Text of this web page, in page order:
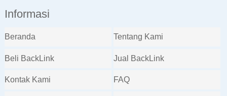
Informasi
Beranda Tentang Kami
Beli BackLink Jual BackLink
Kontak Kami FAQ